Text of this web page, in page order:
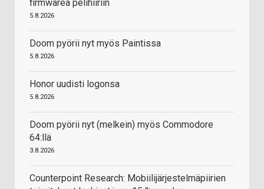
firmwarea pelihiiriin
5.8.2026
Doom pyörii nyt myös Paintissa
5.8.2026
Honor uudisti logonsa
5.8.2026
Doom pyörii nyt (melkein) myös Commodore
64:llä
3.8.2026
Counterpoint Research: Mobiilijärjestelmäpiirien